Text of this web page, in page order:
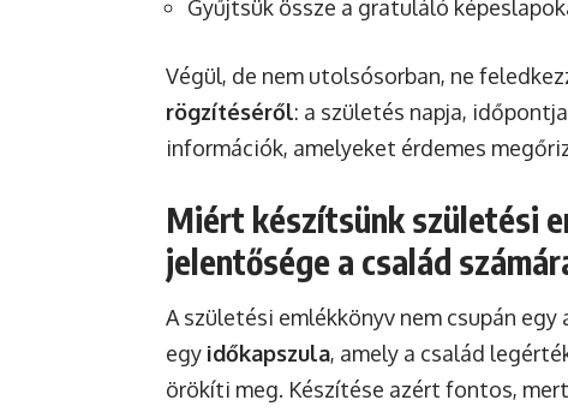
Gyűjtsük össze a gratuláló
Végül, de nem utolsósorban, ne
rögzítéséről: a születés napja,
információk, amelyeket érdemes
Miért készítsünk születési
jelentősége a család
A születési emlékkönyv nem csupán
egy időkapszula, amely a család
örökíti meg. Készítése azért fontos,